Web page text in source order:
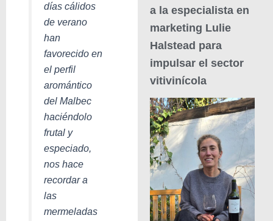
días cálidos
de verano
han
favorecido en
el perfil
aromántico
del Malbec
haciéndolo
frutal y
especiado,
nos hace
recordar a
las
mermeladas
a la especialista en
marketing Lulie
Halstead para
impulsar el sector
vitivinícola